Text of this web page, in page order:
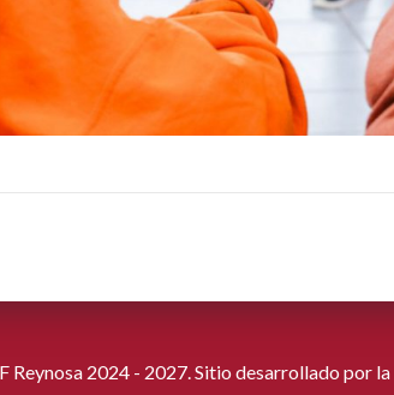
Reynosa 2024 - 2027. Sitio desarrollado por la